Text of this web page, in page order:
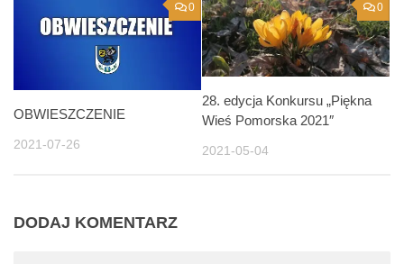
0
OBWIESZCZENIE
2021-07-26
0
28. edycja Konkursu „Piękna
Wieś Pomorska 2021″
2021-05-04
DODAJ KOMENTARZ